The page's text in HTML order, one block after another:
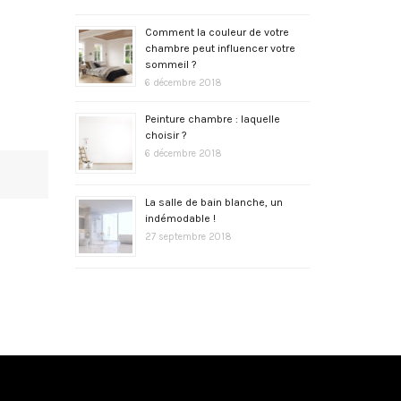
Comment la couleur de votre
chambre peut influencer votre
sommeil ?
6 décembre 2018
Peinture chambre : laquelle
choisir ?
6 décembre 2018
La salle de bain blanche, un
indémodable !
27 septembre 2018